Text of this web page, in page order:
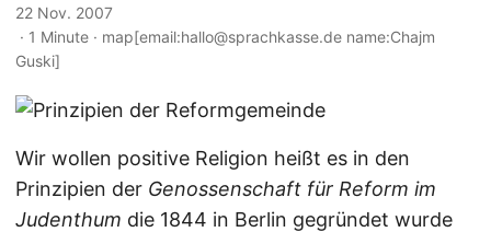
22 Nov. 2007
· 1 Minute · map[email:hallo@sprachkasse.de name:Chajm
Guski]
Wir wollen positive Religion heißt es in den
Prinzipien der Genossenschaft für Reform im
Judenthum die 1844 in Berlin gegründet wurde